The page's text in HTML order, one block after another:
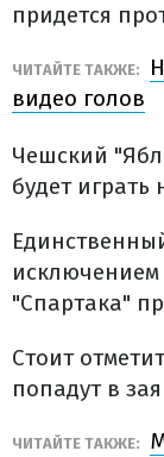
придется
ЧИТАЙТЕ ТАКЖЕ:
видео голов
Чешский
будет
исключением
"Спартака"
Стоит
попадут в
ЧИТАЙТЕ ТАКЖЕ: